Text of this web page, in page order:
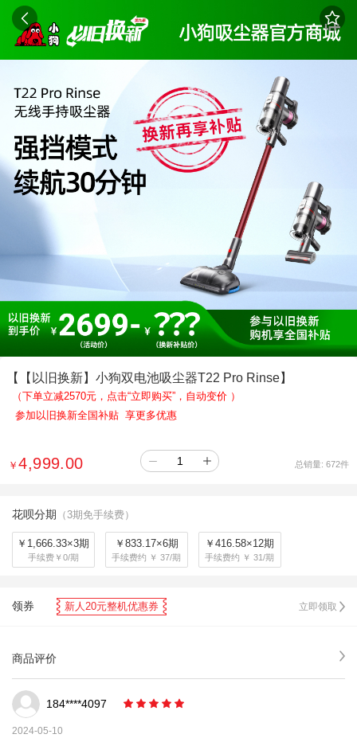
【【以旧换新】小狗双电池吸尘器T22 Pro Rinse】
（下单立减2570元，点击“立即购买”，自动变价 ）
参加以旧换新全国补贴 享更多优惠
￥4,999.00 总销量: 672件
花呗分期 （3期免手续费）
￥1,666.33×3期
手续费￥0/期
￥833.17×6期
手续费约 ￥ 37/期
￥416.58×12期
手续费约 ￥ 31/期
领券 新人20元整机优惠券 立即领取
商品评价
184****4097
2024-05-10